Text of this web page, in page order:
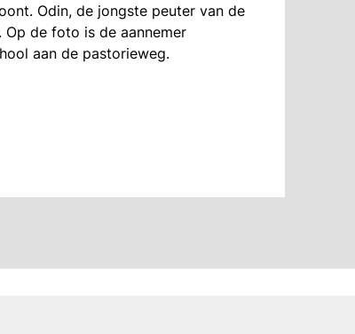
Odin, de jongste peuter van de
de foto is de aannemer
aan de pastorieweg.